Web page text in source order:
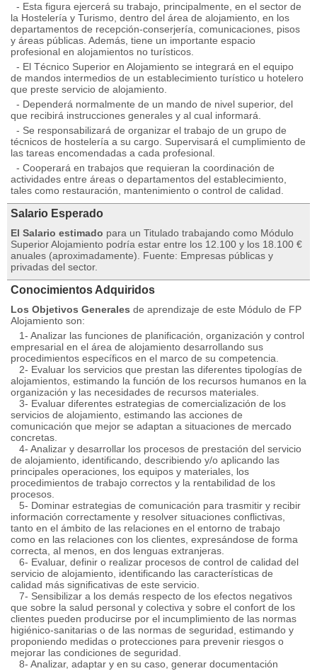
- Esta figura ejercerá su trabajo, principalmente, en el sector de
la Hostelería y Turismo, dentro del área de alojamiento, en los
departamentos de recepción-conserjería, comunicaciones, pisos
y áreas públicas. Además, tiene un importante espacio
profesional en alojamientos no turísticos.
- El Técnico Superior en Alojamiento se integrará en el equipo
de mandos intermedios de un establecimiento turístico u hotelero
que preste servicio de alojamiento.
- Dependerá normalmente de un mando de nivel superior, del
que recibirá instrucciones generales y al cual informará.
- Se responsabilizará de organizar el trabajo de un grupo de
técnicos de hostelería a su cargo. Supervisará el cumplimiento de
las tareas encomendadas a cada profesional.
- Cooperará en trabajos que requieran la coordinación de
actividades entre áreas o departamentos del establecimiento,
tales como restauración, mantenimiento o control de calidad.
Salario Esperado
El Salario estimado para un Titulado trabajando como Módulo
Superior Alojamiento podría estar entre los 12.100 y los 18.100 €
anuales (aproximadamente). Fuente: Empresas públicas y
privadas del sector.
Conocimientos Adquiridos
Los Objetivos Generales de aprendizaje de este Módulo de FP
Alojamiento son:
1- Analizar las funciones de planificación, organización y control
empresarial en el área de alojamiento desarrollando sus
procedimientos específicos en el marco de su competencia.
2- Evaluar los servicios que prestan las diferentes tipologías de
alojamientos, estimando la función de los recursos humanos en la
organización y las necesidades de recursos materiales.
3- Evaluar diferentes estrategias de comercialización de los
servicios de alojamiento, estimando las acciones de
comunicación que mejor se adaptan a situaciones de mercado
concretas.
4- Analizar y desarrollar los procesos de prestación del servicio
de alojamiento, identificando, describiendo y/o aplicando las
principales operaciones, los equipos y materiales, los
procedimientos de trabajo correctos y la rentabilidad de los
procesos.
5- Dominar estrategias de comunicación para trasmitir y recibir
información correctamente y resolver situaciones conflictivas,
tanto en el ámbito de las relaciones en el entorno de trabajo
como en las relaciones con los clientes, expresándose de forma
correcta, al menos, en dos lenguas extranjeras.
6- Evaluar, definir o realizar procesos de control de calidad del
servicio de alojamiento, identificando las características de
calidad más significativas de este servicio.
7- Sensibilizar a los demás respecto de los efectos negativos
que sobre la salud personal y colectiva y sobre el confort de los
clientes pueden producirse por el incumplimiento de las normas
higiénico-sanitarias o de las normas de seguridad, estimando y
proponiendo medidas o protecciones para prevenir riesgos o
mejorar las condiciones de seguridad.
8- Analizar, adaptar y en su caso, generar documentación